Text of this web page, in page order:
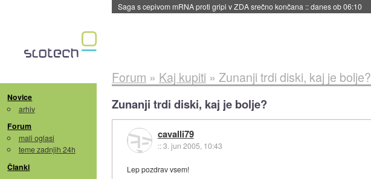
BMW v vozilih začel predvajati reklame::danes ob 06:09
Novice
arhiv
Forum
mali oglasi
teme zadnjih 24h
Članki
Forum » Kaj kupiti » Zunanji trdi diski, kaj je bolje?
Zunanji trdi diski, kaj je bolje?
cavalli79
::3. jun 2005, 10:43
Lep pozdrav vsem!